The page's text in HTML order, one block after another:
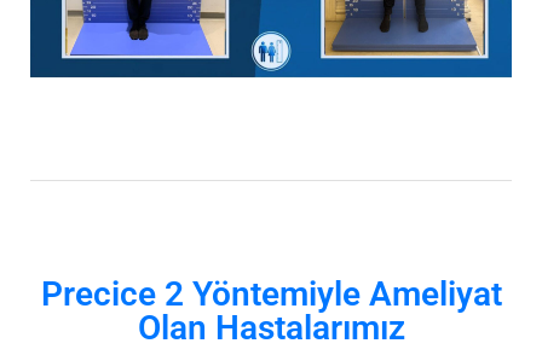
Precice 2 Yöntemiyle Ameliyat
Olan Hastalarımız